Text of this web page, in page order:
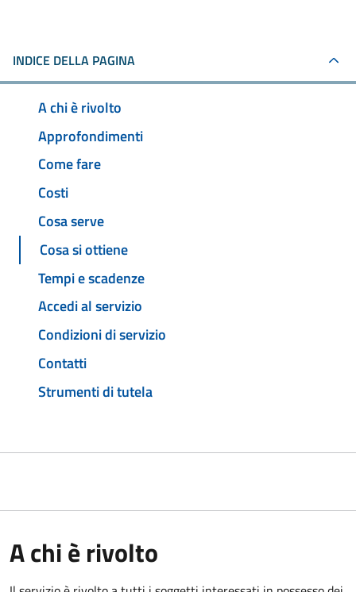
INDICE DELLA PAGINA
A chi è rivolto
Approfondimenti
Come fare
Costi
Cosa serve
Cosa si ottiene
Tempi e scadenze
Accedi al servizio
Condizioni di servizio
Contatti
Strumenti di tutela
A chi è rivolto